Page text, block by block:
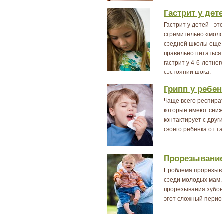
Гастрит у
Гастрит у детей–
стремительно
средней школы
правильно
гастрит у 4-6-
состоянии шока.
Грипп у
Чаще всего
которые имеют
контактирует с
своего ребенка от
Проблема
среди молодых
прорезывания
этот сложный